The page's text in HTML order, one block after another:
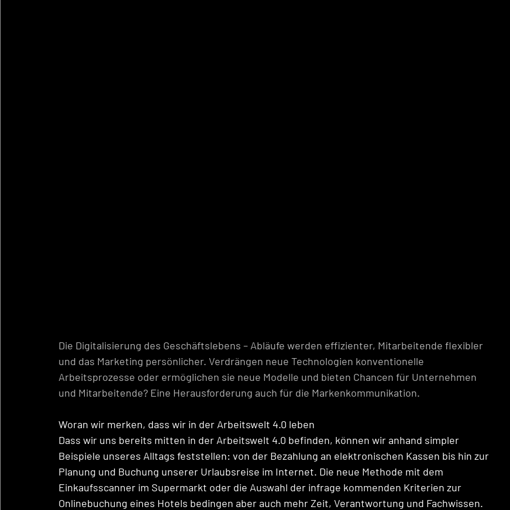
Die Digitalisierung des Geschäftslebens – Abläufe werden effizienter, Mitarbeitende flexibler
und das Marketing persönlicher. Verdrängen neue Technologien konventionelle
Arbeitsprozesse oder ermöglichen sie neue Modelle und bieten Chancen für Unternehmen
und Mitarbeitende? Eine Herausforderung auch für die Markenkommunikation.
Woran wir merken, dass wir in der Arbeitswelt 4.0 leben
Dass wir uns bereits mitten in der Arbeitswelt 4.0 befinden, können wir anhand simpler
Beispiele unseres Alltags feststellen: von der Bezahlung an elektronischen Kassen bis hin zur
Planung und Buchung unserer Urlaubsreise im Internet. Die neue Methode mit dem
Einkaufsscanner im Supermarkt oder die Auswahl der infrage kommenden Kriterien zur
Onlinebuchung eines Hotels bedingen aber auch mehr Zeit, Verantwortung und Fachwissen.